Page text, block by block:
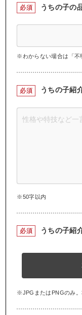
必須 うちの子の
※わからない場合は「不
必須 うちの子紹
※50字以内
必須 うちの子紹
※JPGまたはPNGのみ。